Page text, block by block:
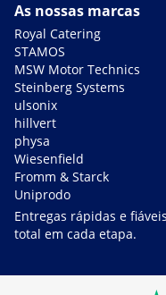
As nossas marcas
Royal Catering
STAMOS
MSW Motor Technics
Steinberg Systems
ulsonix
hillvert
physa
Wiesenfield
Fromm & Starck
Uniprodo
Entregas rápidas e
total em cada etapa.